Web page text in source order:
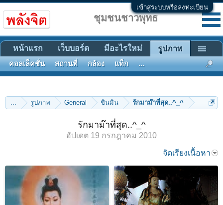
เข้าสู่ระบบหรือลงทะเบียน
... รูปภาพ General ชินมิน รักมาม๊าที่สุด..^_^
รักมาม๊าที่สุด..^_^
อัปเดต 19 กรกฎาคม 2010
จัดเรียงเนื้อหา
ชุมชนชาวพุทธ
หน้าแรก เว็บบอร์ด มีอะไรใหม่ รูปภาพ
คอลเล็คชั่น สถานที่ กล้อง แท็ก ...